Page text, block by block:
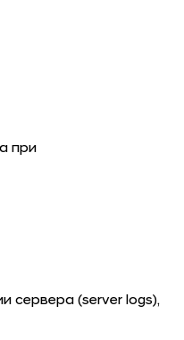
при
сервера (server logs),